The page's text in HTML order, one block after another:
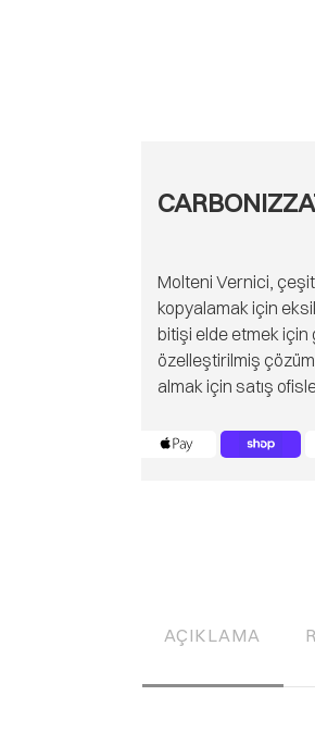
Molteni Vernici,
kopyalamak için
bitişi elde etmek için
özelleştirilmiş
almak için satış
AÇIKLAMA